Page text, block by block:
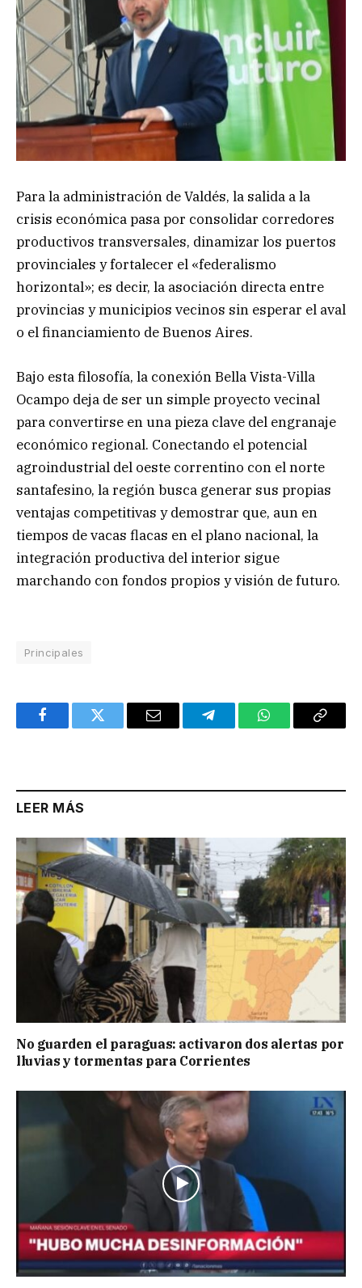
Para la administración de Valdés, la salida a la
crisis económica pasa por consolidar corredores
productivos transversales, dinamizar los puertos
provinciales y fortalecer el «federalismo
horizontal»; es decir, la asociación directa entre
provincias y municipios vecinos sin esperar el aval
o el financiamiento de Buenos Aires.
Bajo esta filosofía, la conexión Bella Vista-Villa
Ocampo deja de ser un simple proyecto vecinal
para convertirse en una pieza clave del engranaje
económico regional. Conectando el potencial
agroindustrial del oeste correntino con el norte
santafesino, la región busca generar sus propias
ventajas competitivas y demostrar que, aun en
tiempos de vacas flacas en el plano nacional, la
integración productiva del interior sigue
marchando con fondos propios y visión de futuro.
Principales
FacebookTwitter Email TelegramWhatsAppCopy
LEER MÁS
No guarden el paraguas: activaron dos alertas por
lluvias y tormentas para Corrientes